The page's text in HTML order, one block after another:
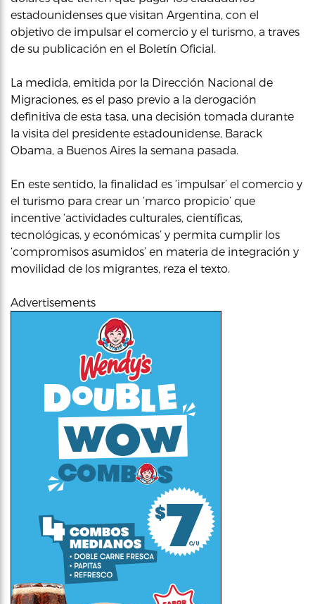
estadounidenses que visitan Argentina, con el
objetivo de impulsar el comercio y el turismo, a traves
de su publicación en el Boletín Oficial.
La medida, emitida por la Dirección Nacional de
Migraciones, es el paso previo a la derogación
definitiva de esta tasa, una decisión tomada durante
la visita del presidente estadounidense, Barack
Obama, a Buenos Aires la semana pasada.
En este sentido, la finalidad es ‘impulsar’ el comercio y
el turismo para crear un ‘marco propicio’ que
incentive ‘actividades culturales, científicas,
tecnológicas, y económicas’ y permita cumplir los
‘compromisos asumidos’ en materia de integración y
movilidad de los migrantes, reza el texto.
Advertisements